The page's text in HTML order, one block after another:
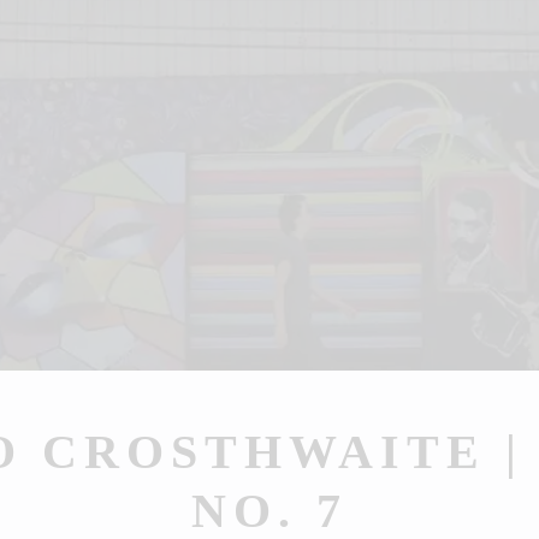
CROSTHWAITE
NO. 7